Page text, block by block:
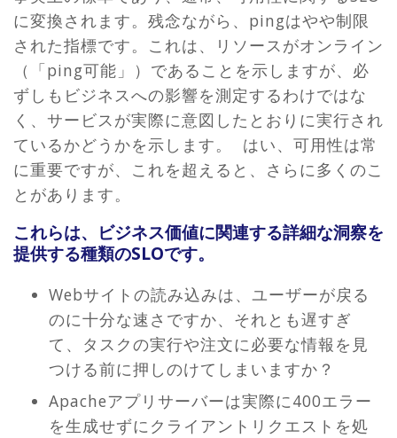
に変換されます。残念ながら、pingはやや制限
された指標です。これは、リソースがオンライン
（「ping可能」）であることを示しますが、必
ずしもビジネスへの影響を測定するわけではな
く、サービスが実際に意図したとおりに実行され
ているかどうかを示します。 はい、可用性は常
に重要ですが、これを超えると、さらに多くのこ
とがあります。
これらは、ビジネス価値に関連する詳細な洞察を
提供する種類のSLOです。
Webサイトの読み込みは、ユーザーが戻る
のに十分な速さですか、それとも遅すぎ
て、タスクの実行や注文に必要な情報を見
つける前に押しのけてしまいますか？
Apacheアプリサーバーは実際に400エラー
を生成せずにクライアントリクエストを処